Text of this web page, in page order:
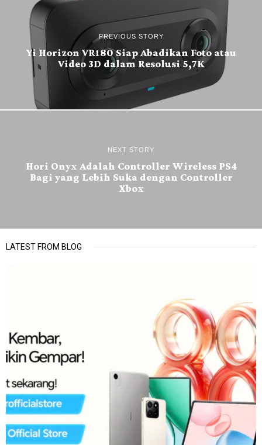
PREVIOUS STORY
Yi Horizon VR180 Siap Abadikan Foto atau
Video 3D dalam Resolusi 5,7K
NEXT STORY
Hori Onyx Adalah Controller Wireless PS4
Bagi yang Lebih Suka dengan Controller
Xbox
LATEST FROM BLOG